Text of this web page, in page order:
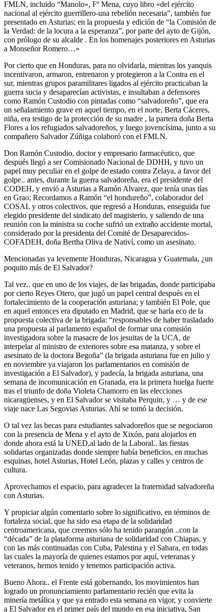
FMLN, incluido “Manolo», Fº Mena, cuyo libro «del ejército
nacional al ejército guerrillero-una rebelión necesaria”, también fue
presentado en Asturias; en la propuesta y edición de “la Comisión de
la Verdad: de la locura a la esperanza”, por parte del ayto de Gijón,
con prólogo de su alcalde . En los homenajes posteriores en Asturias
a Monseñor Romero…»
Por cierto que en Honduras, para no olvidarla, mientras los yanquis
incentivaron, armaron, entrenaron y protegieron a la Contra en el
sur, mientras grupos paramilitares ligados al ejército practicaban la
guerra sucia y desaparecían activistas, e insultaban a defensores
como Ramón Custodio con pintadas como “salvadoreño”, que era
un señalamiento grave en aquel tiempo, en el norte, Berta Cáceres,
niña, era testigo de la protección de su madre , la partera doña Berta
Flores a los refugiados salvadoreños, y luego jovencísima, junto a su
compañero Salvador Zúñiga colaboró con el FMLN.
Don Ramón Custodio, doctor y empresario farmacéutico, que
después llegó a ser Comisionado Nacional de DDHH, y tuvo un
papel muy peculiar en el golpe de estado contra Zelaya, a favor del
golpe.. antes, durante la guerra salvadoreña, era el presidente del
CODEH, y envió a Asturias a Ramón Alvarez, que tenía unas tías
en Grao; Recordamos a Ramón “el hondureño”, colaborador del
COSAL y otros colectivos, que regresó a Honduras, enseguida fue
elegido presidente del sindicato del magisterio, y saliendo de una
reunión con la ministra su coche sufrió un extraño accidente mortal,
considerado por la presidenta del Comité de Desaparecidos-
COFADEH, doña Bertha Oliva de Nativí, como un asesinato.
Mencionadas ya levemente Honduras, Nicaragua y Guatemala, ¿un
poquito más de El Salvador?
Tal vez.. que en uno de los viajes, de las brigadas, donde participaba
por cierto Reyes Otero, que jugó un papel central después en el
fortalecimiento de la cooperación asturiana; y también El Pole, que
en aquel entonces era diputado en Madrid, que se haría eco de la
propuesta colectiva de la brigada: “responsables de haber trasladado
una propuesta al parlamento español de formar una comisión
investigadora sobre la masacre de los jesuitas de la UCA, de
interpelar al ministro de exteriores sobre esa matanza, y sobre el
asesinato de la doctora Begoña” (la brigada asturiana fue en julio y
en noviembre ya viajaron los parlamentarios en comisión de
investigación a El Salvador), y padecía, la brigada asturiana, una
semana de incomunicación en Granada, era la primera huelga fuerte
tras el triunfo de doña Violeta Chamorro en las elecciones
nicaragüenses, y en El Salvador se visitaba Perquin, y … y de ese
viaje nace Las Segovias Asturias. Ahí se tomó la decisión.
O tal vez las becas para estudiantes salvadoreños que se negociaron
con la presencia de Mena y el ayto de Xixón, para alojarlos en
donde ahora está la UNED,al lado de la Laboral.. las fiestas
solidarias organizadas donde siempre había beneficios, en muchas
esquinas, hotel Asturias, Hotel León, plazas y calles y centros de
cultura.
Aprovechamos el espacio, para agradecer la fraternidad salvadoreña
con Asturias.
Y propiciar algún comentario sobre lo significativo, en términos de
fortaleza social, que ha sido esa etapa de la solidaridad
centroamericana, que creemos sólo ha tenido parangón ..con la
“década” de la plataforma asturiana de solidaridad con Chiapas, y
con las más continuadas con Cuba, Palestina y el Sahara, en todas
las cuales la mayoría de quienes estamos por aquí, veteranas y
veteranos, hemos tenido y tenemos participación activa.
Bueno Ahora.. el Frente está gobernando, los movimientos han
logrado un pronunciamiento parlamentario recién que evita la
minería metálica y que ya entrado esta semana en vigor, y convierte
a El Salvador en el primer país del mundo en esa iniciativa, San